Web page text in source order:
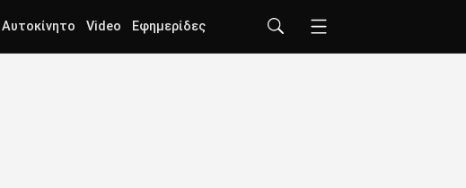
Αυτοκίνητο Video Εφημερίδες